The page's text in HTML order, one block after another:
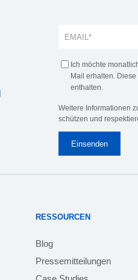
Ich möchte
Mail erhalten.
enthalten.
Weitere Informationen
schützen und
RESSOURCEN
Blog
Pressemitteilungen